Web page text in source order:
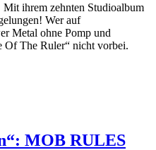
Mit ihrem zehnten Studioalbum
Wer auf
Metal ohne Pomp und
Of The Ruler“ nicht vorbei.
MOB RULES